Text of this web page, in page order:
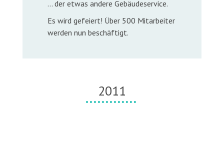
… der etwas andere Gebäudeservice.
Es wird gefeiert! Über 500 Mitarbeiter
werden nun beschäftigt.
2011